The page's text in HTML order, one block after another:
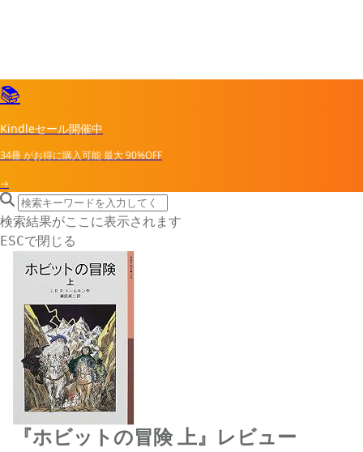
📚
Kindleセール開催中
34冊がお得に購入可能最大90%OFF
→
search icon
サイト内検索
検索結果がここに表示されます
ESCで閉じる
『ホビットの冒険 上』レビュー